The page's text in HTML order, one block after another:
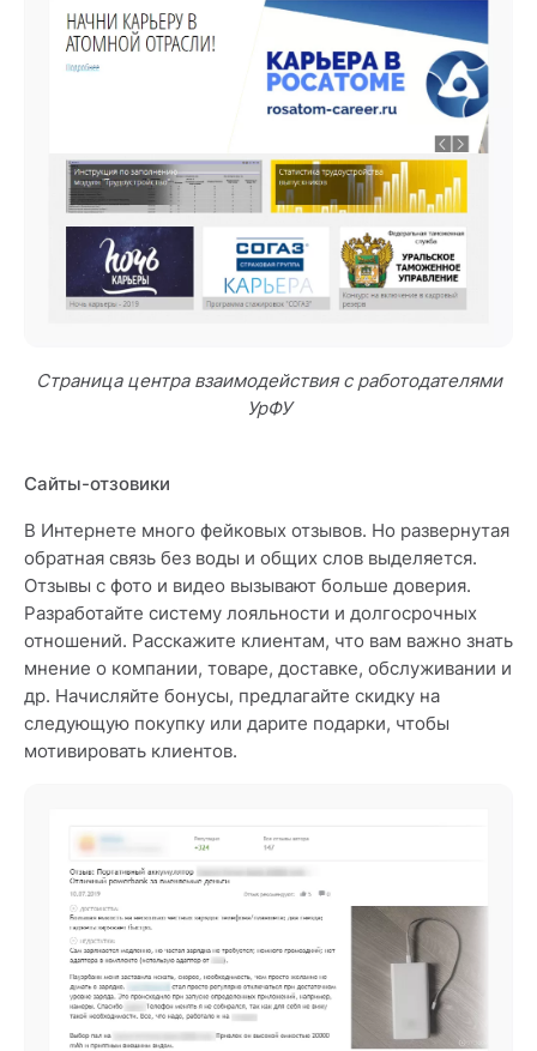
Страница центра взаимодействия с работодателями
УрФУ
Сайты-отзовики
В Интернете много фейковых отзывов. Но развернутая
обратная связь без воды и общих слов выделяется.
Отзывы с фото и видео вызывают больше доверия.
Разработайте систему лояльности и долгосрочных
отношений. Расскажите клиентам, что вам важно знать
мнение о компании, товаре, доставке, обслуживании и
др. Начисляйте бонусы, предлагайте скидку на
следующую покупку или дарите подарки, чтобы
мотивировать клиентов.